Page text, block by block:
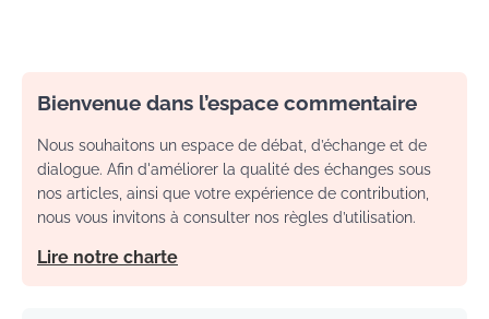
Bienvenue dans l’espace commentaire
Nous souhaitons un espace de débat, d’échange et de
dialogue. Afin d'améliorer la qualité des échanges sous
nos articles, ainsi que votre expérience de contribution,
nous vous invitons à consulter nos règles d’utilisation.
Lire notre charte